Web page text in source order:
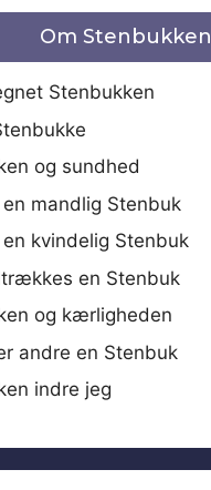
Om Stenbukken
Stenbukken
og sundhed
mandlig Stenbuk
kvindelig Stenbuk
en Stenbuk
og kærligheden
andre en Stenbuk
indre jeg